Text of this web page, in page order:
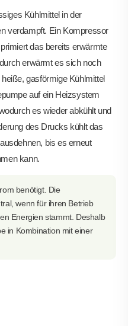
Kühlmittel in der
verdampft. Ein Kompressor
das bereits erwärmte
erwärmt es sich noch
gasförmige Kühlmittel
auf ein Heizsystem
es wieder abkühlt und
des Drucks kühlt das
bis es erneut
kann.
benötigt. Die
wenn für ihren Betrieb
Energien stammt. Deshalb
in Kombination mit einer